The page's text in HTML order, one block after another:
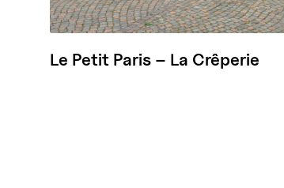
Le Petit Paris – La Crêperie